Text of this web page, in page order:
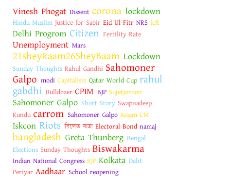
Vinesh Phogat Dissent corona lockdown
Hindu Muslim Justice for Sabir Eid Ul Fitr NRS left
Delhi Progrom Citizen Fertility Rate
Unemployment Mars
21sheyRaam26SheyBaam Lockdown
Sunday Thoughts Rahul Gandhi Sahomoner
Galpo modi Capitalism Qatar World Cup rahul
gabdhi Bulldozer CPIM BJP SujetJordon
Sahomoner Galpo Short Story Swapnadeep
Kundu carrom Sahomoner Galpo Assam CM
Iskcon Riots বিলেত যাত্রা Electoral Bond namaj
bangladesh Greta Thunberg Bengal
Elections Sunday Thoughts Biswakarma
Indian National Congress BJP Kolkata Dalit
Periyar Aadhaar School reopening